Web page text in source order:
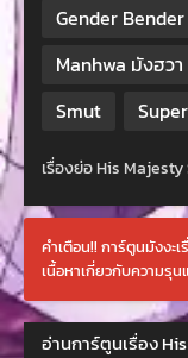
Gender Bender
Manhwa มังฮวา
Smut
เรื่องย่อ His
คำเตือน!! การ์ตูนมังงะ
เนื้อหาเกี่ยวกับความรุน
อ่านการ์ตูนเรื่อง